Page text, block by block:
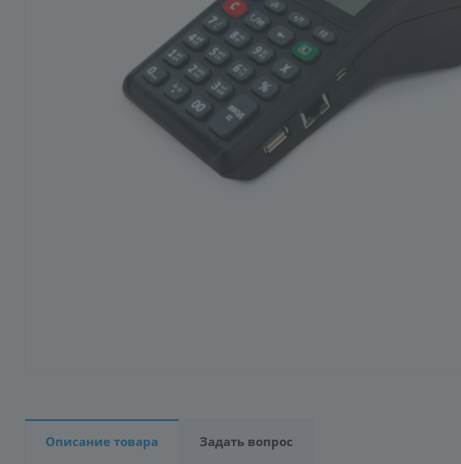
Описание товара Задать вопрос